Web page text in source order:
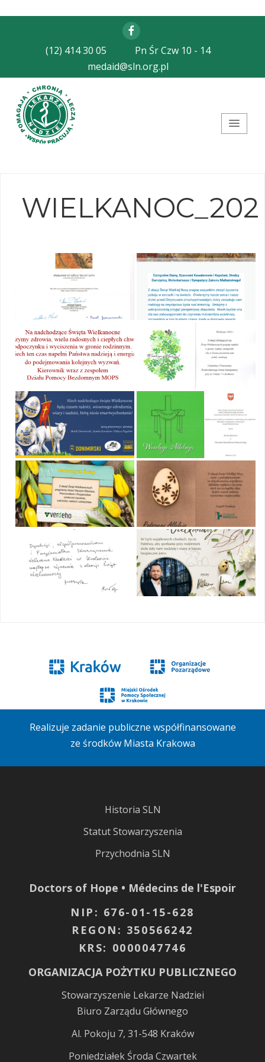
Facebook
(12) 414 30 05
Pn Śr Czw 10 - 14
medaid@sln.org.pl
Realizuje zadanie publiczne współfinansowane
ze środków Miasta Krakowa
Historia SLN
Statut Stowarzyszenia
Przychodnia SLN
Doctors of Hope • Médecins de l'Espoir
NIP: 676-01-15-628
REGON: 350566242
KRS: 0000047746
ORGANIZACJA POŻYTKU PUBLICZNEGO
Stowarzyszenie Lekarze Nadziei
Biuro Zarządu Głównego
Al. Pokoju 7, 31-548 Kraków
Poniedziałek Środa Czwartek